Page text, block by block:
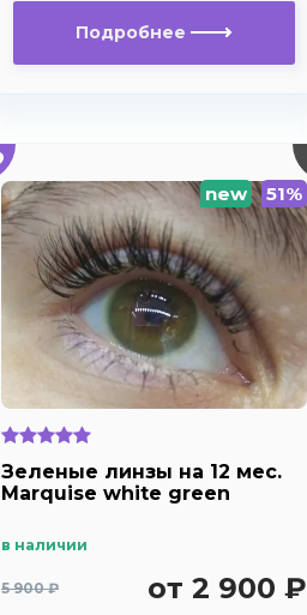
Подробнее
new 51%
Зеленые линзы на 12 мес.
Marquise white green
в наличии
5 900 ₽ от 2 900 ₽